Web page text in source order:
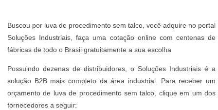
Buscou por luva de procedimento sem talco, você adquire no portal
Soluções Industriais, faça uma cotação online com centenas de
fábricas de todo o Brasil gratuitamente a sua escolha
Possuindo dezenas de distribuidores, o Soluções Industriais é a
solução B2B mais completo da área industrial. Para receber um
orçamento de luva de procedimento sem talco, clique em um dos
fornecedores a seguir: